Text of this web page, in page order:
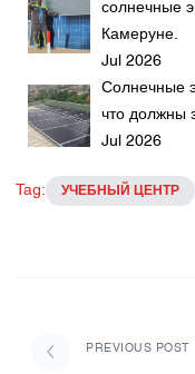
солнечные
Камеруне.
Jul 2026
Солнечные
что должны
Jul 2026
Tag: УЧЕБНЫЙ ЦЕНТР
PREVIOUS POST